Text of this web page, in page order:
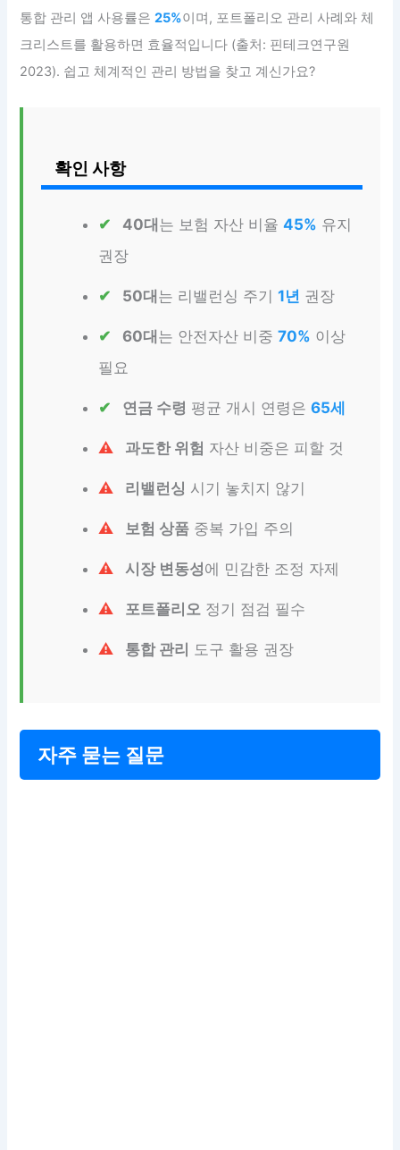
통합 관리 앱 사용률은25%이며, 포트폴리오 관리 사례와 체
크리스트를 활용하면 효율적입니다 (출처: 핀테크연구원
2023). 쉽고 체계적인 관리 방법을 찾고 계신가요?
확인 사항
40대는 보험 자산 비율45% 유지
권장
50대는 리밸런싱 주기1년 권장
60대는 안전자산 비중70% 이상
필요
연금 수령 평균 개시 연령은65세
과도한 위험 자산 비중은 피할 것
리밸런싱 시기 놓치지 않기
보험 상품 중복 가입 주의
시장 변동성에 민감한 조정 자제
포트폴리오 정기 점검 필수
통합 관리 도구 활용 권장
자주 묻는 질문